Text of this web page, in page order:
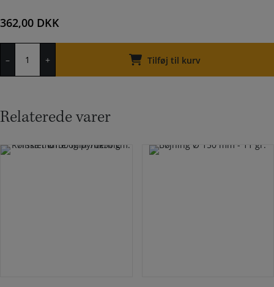
362,00 DKK
–
Ø
gr.
+ Tilføj til kurv
Relaterede varer